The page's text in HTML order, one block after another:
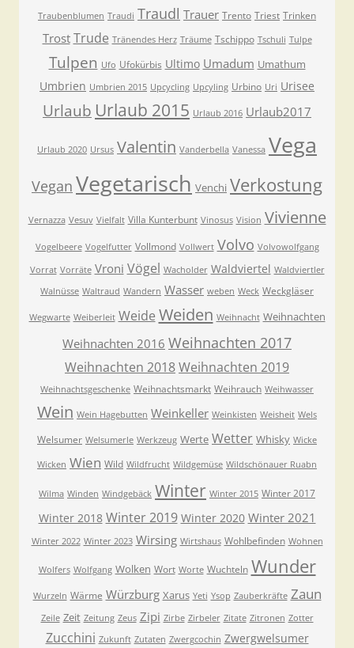
Traubenblumen Traudi Traudl Trauer Trento Triest Trinken
Trost Trude Tränendes Herz Träume Tschippo Tschuli Tulpe
Tulpen Ufo Ufokürbis Ultimo Umadum Umathum
Umbrien Umbrien 2015 Upcycling Upcyling Urbino Uri Urisee
Urlaub Urlaub 2015 Urlaub 2016 Urlaub2017
Urlaub 2020 Ursus Valentin Vanderbella Vanessa Vega
Vegan Vegetarisch Venchi Verkostung
Vernazza Vesuv Vielfalt Villa Kunterbunt Vinosus Vision Vivienne
Vogelbeere Vogelfutter Vollmond Vollwert Volvo Volvowolfgang
Vorrat Vorräte Vroni Vögel Wacholder Waldviertel Waldviertler
Walnüsse Waltraud Wandern Wasser weben Weck Weckgläser
Wegwarte Weiberleit Weide Weiden Weihnacht Weihnachten
Weihnachten 2016 Weihnachten 2017
Weihnachten 2018Weihnachten 2019
Weihnachtsgeschenke Weihnachtsmarkt Weihrauch Weihwasser
Wein Wein Hagebutten Weinkeller Weinkisten Weisheit Wels
Welsumer Welsumerle Werkzeug Werte Wetter Whisky Wicke
Wicken Wien Wild Wildfrucht Wildgemüse Wildschönauer Ruabn
Wilma Winden Windgebäck Winter Winter 2015 Winter 2017
Winter 2018 Winter 2019 Winter 2020 Winter 2021
Winter 2022 Winter 2023 Wirsing Wirtshaus Wohlbefinden Wohnen
Wolfers Wolfgang Wolken Wort Worte Wuchteln Wunder
Wurzeln Wärme Würzburg Xarus Yeti Ysop Zauberkräfte Zaun
Zeile Zeit Zeitung Zeus Zipi Zirbe Zirbeler Zitate Zitronen Zotter
Zucchini Zukunft Zutaten Zwergcochin Zwergwelsumer